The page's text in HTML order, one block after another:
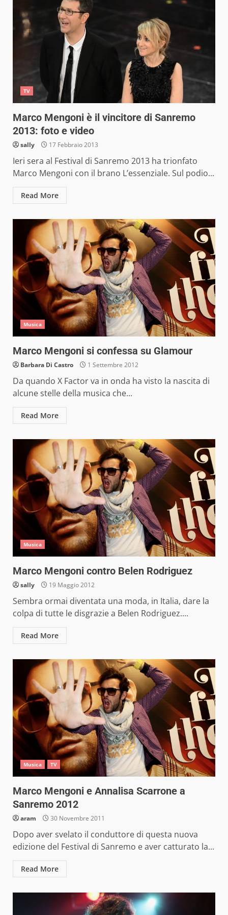
TV
Marco Mengoni è il vincitore di Sanremo
2013: foto e video
sally 17 Febbraio 2013
Ieri sera al Festival di Sanremo 2013 ha trionfato
Marco Mengoni con il brano L’essenziale. Sul podio...
Read More
Musica
Marco Mengoni si confessa su Glamour
Barbara Di Castro 1 Settembre 2012
Da quando X Factor va in onda ha visto la nascita di
alcune stelle della musica che...
Read More
Musica
Marco Mengoni contro Belen Rodriguez
sally 19 Maggio 2012
Sembra ormai diventata una moda, in Italia, dare la
colpa di tutte le disgrazie a Belen Rodriguez....
Read More
Musica TV
Marco Mengoni e Annalisa Scarrone a
Sanremo 2012
aram 30 Novembre 2011
Dopo aver svelato il conduttore di questa nuova
edizione del Festival di Sanremo e aver catturato la...
Read More